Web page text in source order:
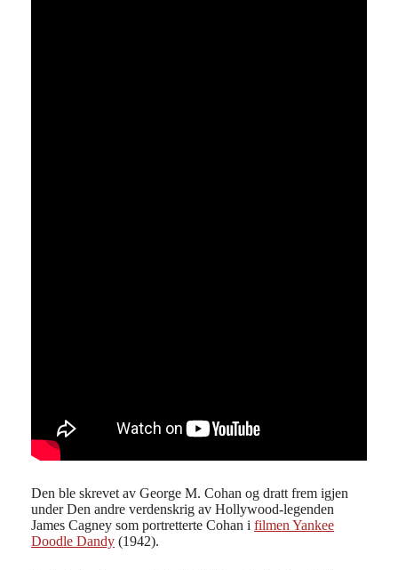
Den ble skrevet av George M. Cohan og dratt frem igjen
under Den andre verdenskrig av Hollywood-legenden
James Cagney som portretterte Cohan i filmen Yankee
Doodle Dandy (1942).